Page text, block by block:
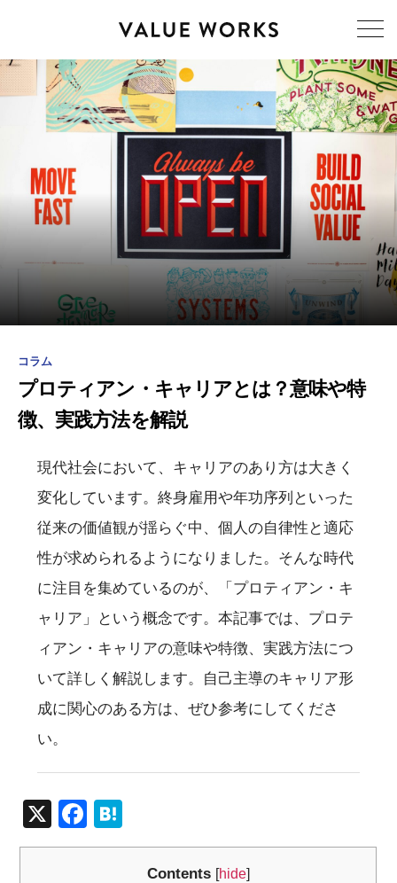
コラム
プロティアン・キャリアとは？意味や特
徴、実践方法を解説
現代社会において、キャリアのあり方は大きく
変化しています。終身雇用や年功序列といった
従来の価値観が揺らぐ中、個人の自律性と適応
性が求められるようになりました。そんな時代
に注目を集めているのが、「プロティアン・キ
ャリア」という概念です。本記事では、プロテ
ィアン・キャリアの意味や特徴、実践方法につ
いて詳しく解説します。自己主導のキャリア形
成に関心のある方は、ぜひ参考にしてくださ
い。
X
F
a
at
Contents [hide]